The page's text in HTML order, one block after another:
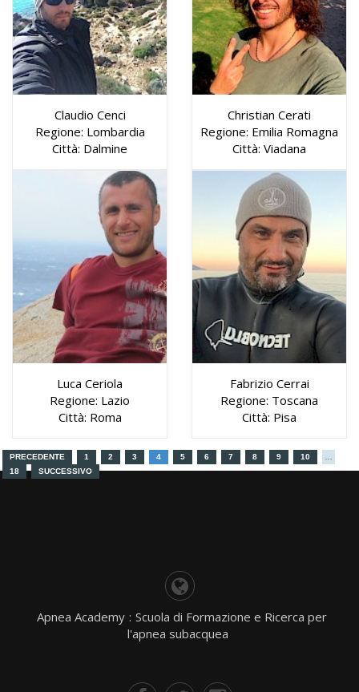
Claudio Cenci
Regione: Lombardia
Città: Dalmine
Christian Cerati
Regione: Emilia Romagna
Città: Viadana
Luca Ceriola
Regione: Lazio
Città: Roma
Fabrizio Cerrai
Regione: Toscana
Città: Pisa
PRECEDENTE 1 2 3 4 5 6 7 8 9 10
18
SUCCESSIVO
Apnea Academy : Scuola di Formazione e Ricerca per
l'apnea subacquea